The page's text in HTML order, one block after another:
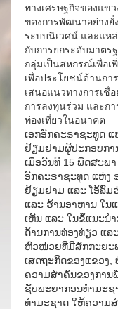
ทางเศรษฐกิจของแข
ของการพัฒนาอย่างยั่
ระบบนิเวศน์ และแห
กับการยกระดับมาตร
กลุ่มเป็นสหกรณ์เพื่อเ
เพื่อประโยชน์ด้านก
เสนอแนวทางการเชื่
การลงทุนร่วม และก
ท่องเที่ยวในอนาคต
ເອກອັກຄະຣາຊະທູດ ແ
ຢ້ຽມຢາມຜູ້ປະກອບກາ
ເມື່ອວັນທີ 15 ພຶດສະພ
ອັກຄະຣາຊະທູດ ແຫ່ງ
ຢ້ຽມຢາມ ແລະ ໂອ້ລົມ
ແລະ ຮ້ານອາຫານ ໃນ
ເຫັນ ແລະ ໃນຂໍ້ແນະນ
ດ້ານການທ່ອງທ່ຽວ ແລ
ຫົວໜ່ວຍທີ່ມີສັກກະຍະພ
ເສດຖະກິດຂອງແຂວງ,
ຄວາມສຳຄັນຂອງການ
ຊັບພະຍາກອນທຳມະຊ
ທຳມະຊາດ ໃຫ້ຄວາມ